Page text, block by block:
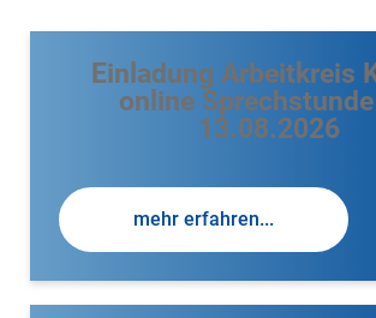
Einladung Arbeitkreis
online
13.08.2026
mehr erfahren...